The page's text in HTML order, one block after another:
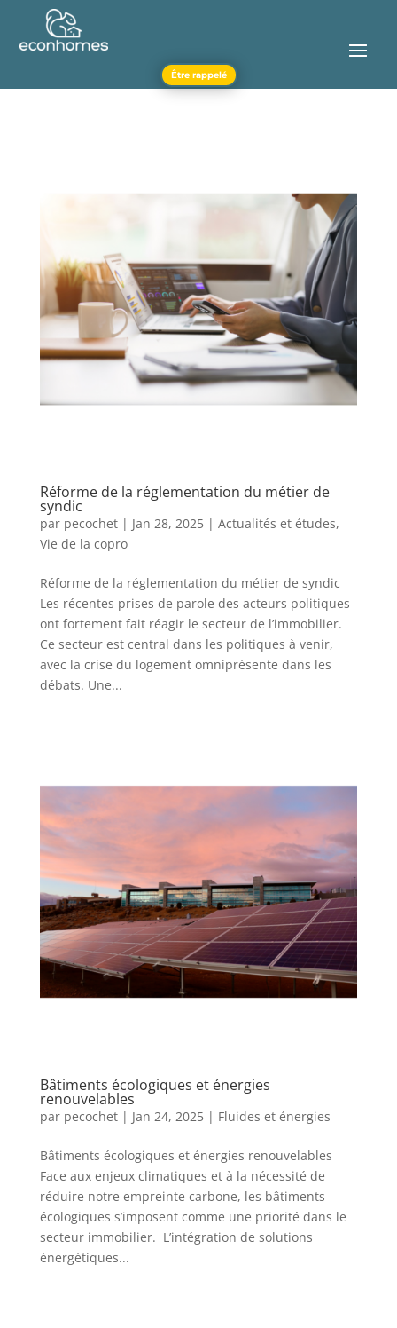
Être rappelé
Réforme de la réglementation du métier de
syndic
par pecochet| Jan 28, 2025| Actualités et études,
Vie de la copro
Réforme de la réglementation du métier de syndic
Les récentes prises de parole des acteurs politiques
ont fortement fait réagir le secteur de l’immobilier.
Ce secteur est central dans les politiques à venir,
avec la crise du logement omniprésente dans les
débats. Une...
Bâtiments écologiques et énergies
renouvelables
par pecochet| Jan 24, 2025| Fluides et énergies
Bâtiments écologiques et énergies renouvelables
Face aux enjeux climatiques et à la nécessité de
réduire notre empreinte carbone, les bâtiments
écologiques s’imposent comme une priorité dans le
secteur immobilier. L’intégration de solutions
énergétiques...